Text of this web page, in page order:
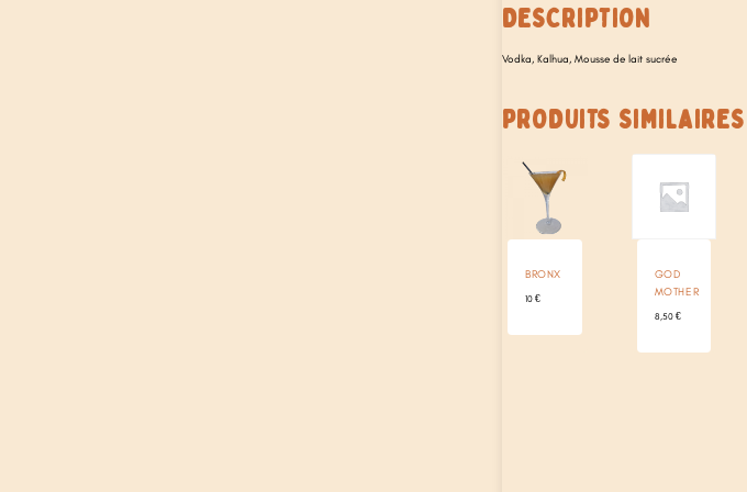
DESCRIPTION
Vodka, Kalhua, Mousse de lait sucrée
PRODUITS SIMILAIRES
BRONX
10 €
GOD
MOTHER
8,50 €